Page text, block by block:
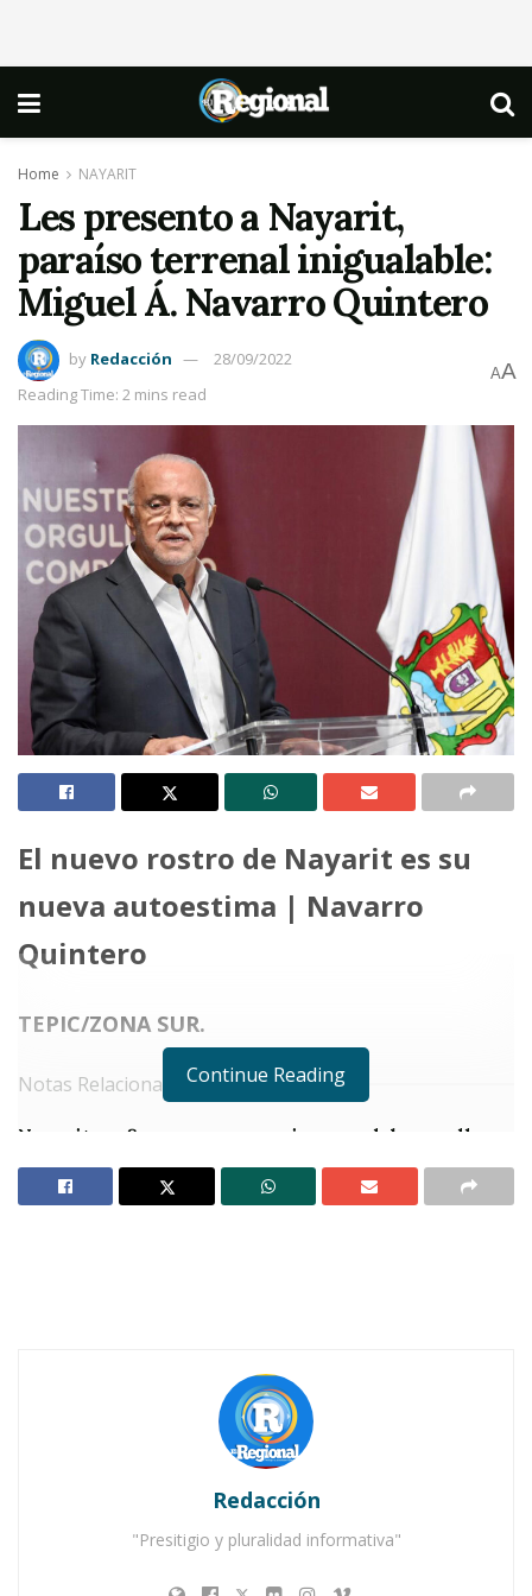
Home NAYARIT
Les presento a Nayarit,
paraíso terrenal inigualable:
Miguel Á. Navarro Quintero
by Redacción
28/09/2022
Reading Time: 2 mins read
AA
El nuevo rostro de Nayarit es su
nueva autoestima | Navarro
Quintero
TEPIC/ZONA SUR.
Notas Relacionadas
Nayarit reafirma su compromiso con el desarrollo
Gobernador Navarro Quintero refuerza la
ante el Club de Industriales en la
Ciudad de México, las oportunidades de
inversión segura para las y los empresarios que
Continue Reading
Redacción
"Presitigio y pluralidad informativa"